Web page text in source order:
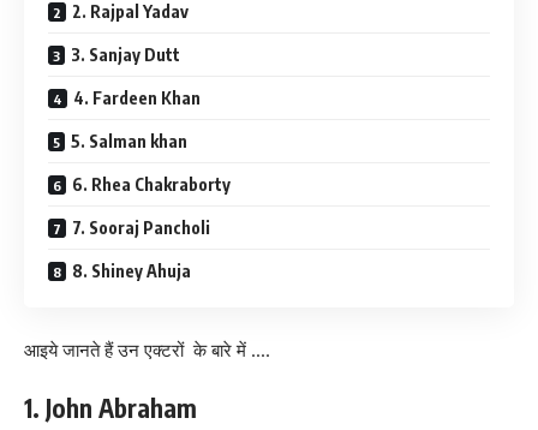
2. Rajpal Yadav
3. Sanjay Dutt
4. Fardeen Khan
5. Salman khan
6. Rhea Chakraborty
7. Sooraj Pancholi
8. Shiney Ahuja
आइये जानते हैं उन एक्टरों के बारे में ….
1. John Abraham